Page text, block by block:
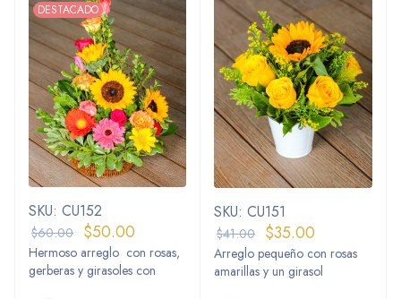
DESTACADO
SKU: CU152
$60.00 $50.00
Hermoso arreglo con rosas,
gerberas y girasoles con
SKU: CU151
$41.00 $35.00
Arreglo pequeño con rosas
amarillas y un girasol